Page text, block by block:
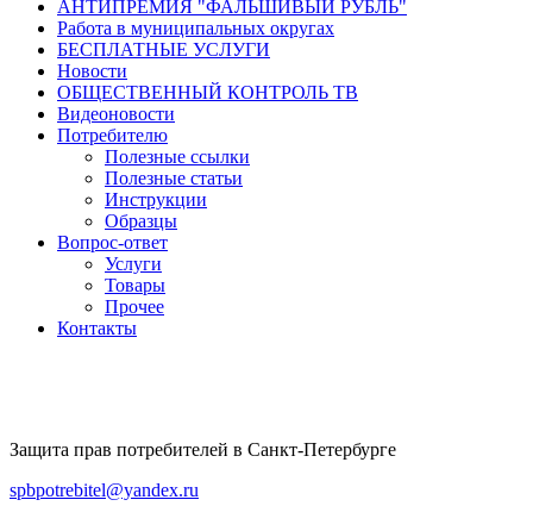
АНТИПРЕМИЯ "ФАЛЬШИВЫЙ РУБЛЬ"
Работа в муниципальных округах
БЕСПЛАТНЫЕ УСЛУГИ
Новости
ОБЩЕСТВЕННЫЙ КОНТРОЛЬ ТВ
Видеоновости
Потребителю
Полезные ссылки
Полезные статьи
Инструкции
Образцы
Вопрос-ответ
Услуги
Товары
Прочее
Контакты
Защита прав потребителей в Санкт-Петербурге
spbpotrebitel@yandex.ru